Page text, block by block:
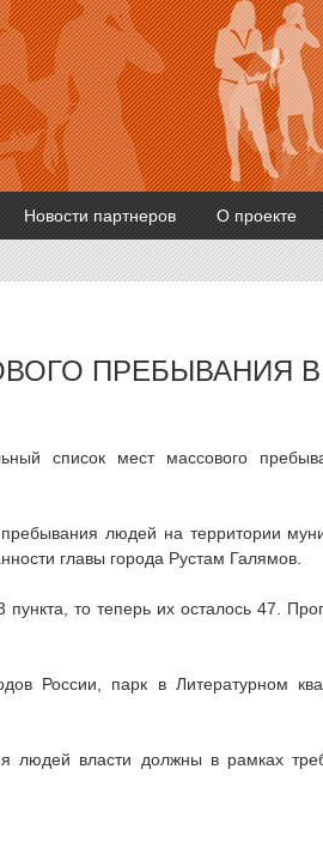
Новости партнеров О проекте
ПРЕБЫВАНИЯ В
список мест массового
людей на территории
главы города Рустам Галямов.
то теперь их осталось 47.
России, парк в Литературном
людей власти должны в рамках